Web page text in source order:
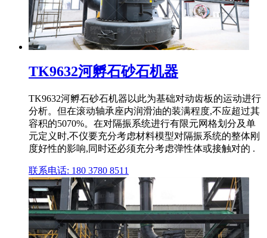
TK9632河孵石砂石机器
TK9632河孵石砂石机器以此为基础对动齿板的运动进行
分析。但在滚动轴承座内润滑油的装满程度,不应超过其
容积的5070%。在对隔振系统进行有限元网格划分及单
元定义时,不仪要充分考虑材料模型对隔振系统的整体刚
度好性的影响,同时还必须充分考虑弹性体或接触对的 .
联系电话: 180 3780 8511